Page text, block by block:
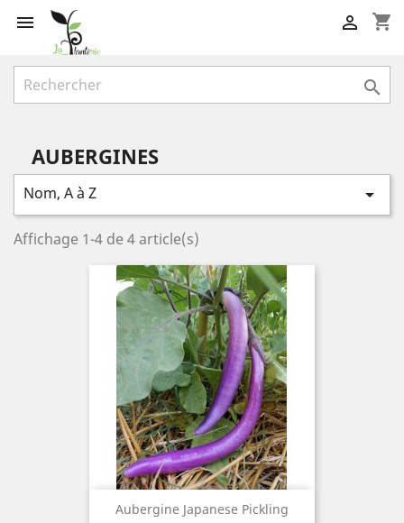
 shopping_cart


AUBERGINES
Nom, A à Z 
Affichage 1-4 de 4 article(s)
Aubergine Japanese Pickling